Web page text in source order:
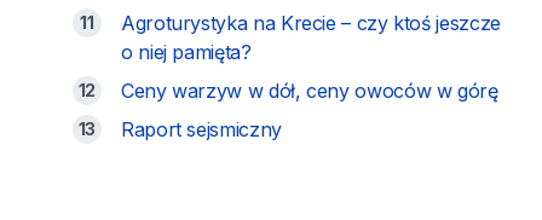
Agroturystyka na Krecie – czy ktoś jeszcze
o niej pamięta?
Ceny warzyw w dół, ceny owoców w górę
Raport sejsmiczny